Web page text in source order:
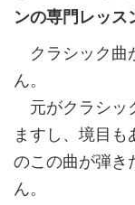
ンの専門レッス
クラシック曲
ん。
元がクラシッ
ますし、境目
のこの曲が弾き
ん。